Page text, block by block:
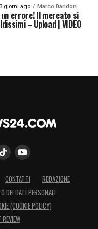
3 giorni ago Marco Baridon
errore! Il mercato si
– Upload | VIDEO
CONTATTI
REDAZIONE
DEI DATI PERSONALI
(COOKIE POLICY)